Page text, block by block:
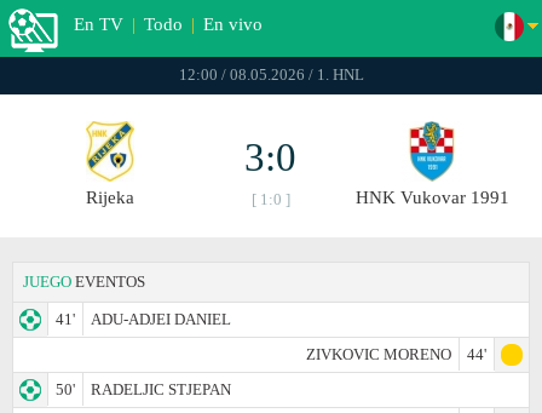
En TV | Todo | En vivo
12:00 / 08.05.2026 / 1. HNL
Rijeka
3:0
[ 1:0 ] HNK Vukovar 1991
JUEGO EVENTOS
41'
ADU-ADJEI DANIEL
ZIVKOVIC MORENO
44'
50'
RADELJIC STJEPAN